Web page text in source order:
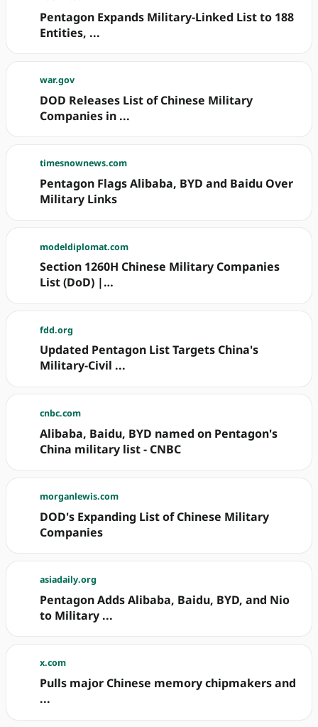
Pentagon Expands Military-Linked List to 188
Entities, ...
war.gov
DOD Releases List of Chinese Military
Companies in ...
timesnownews.com
Pentagon Flags Alibaba, BYD and Baidu Over
Military Links
modeldiplomat.com
Section 1260H Chinese Military Companies
List (DoD) |…
fdd.org
Updated Pentagon List Targets China's
Military-Civil ...
cnbc.com
Alibaba, Baidu, BYD named on Pentagon's
China military list - CNBC
morganlewis.com
DOD's Expanding List of Chinese Military
Companies
asiadaily.org
Pentagon Adds Alibaba, Baidu, BYD, and Nio
to Military ...
x.com
Pulls major Chinese memory chipmakers and
...